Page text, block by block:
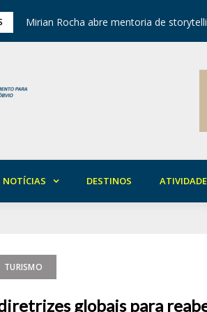
Mirian Rocha abre mentoria de
NOTÍCIAS DESTINOS
TURISMO
globais para